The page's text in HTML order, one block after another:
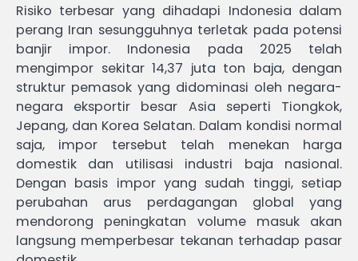
Risiko terbesar yang dihadapi Indonesia dalam
perang Iran sesungguhnya terletak pada potensi
banjir impor. Indonesia pada 2025 telah
mengimpor sekitar 14,37 juta ton baja, dengan
struktur pemasok yang didominasi oleh negara-
negara eksportir besar Asia seperti Tiongkok,
Jepang, dan Korea Selatan. Dalam kondisi normal
saja, impor tersebut telah menekan harga
domestik dan utilisasi industri baja nasional.
Dengan basis impor yang sudah tinggi, setiap
perubahan arus perdagangan global yang
mendorong peningkatan volume masuk akan
langsung memperbesar tekanan terhadap pasar